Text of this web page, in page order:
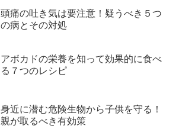
頭痛の吐き気は要注意！疑うべき５つ
の病とその対処
アボカドの栄養を知って効果的に食べ
る７つのレシピ
身近に潜む危険生物から子供を守る！
親が取るべき有効策